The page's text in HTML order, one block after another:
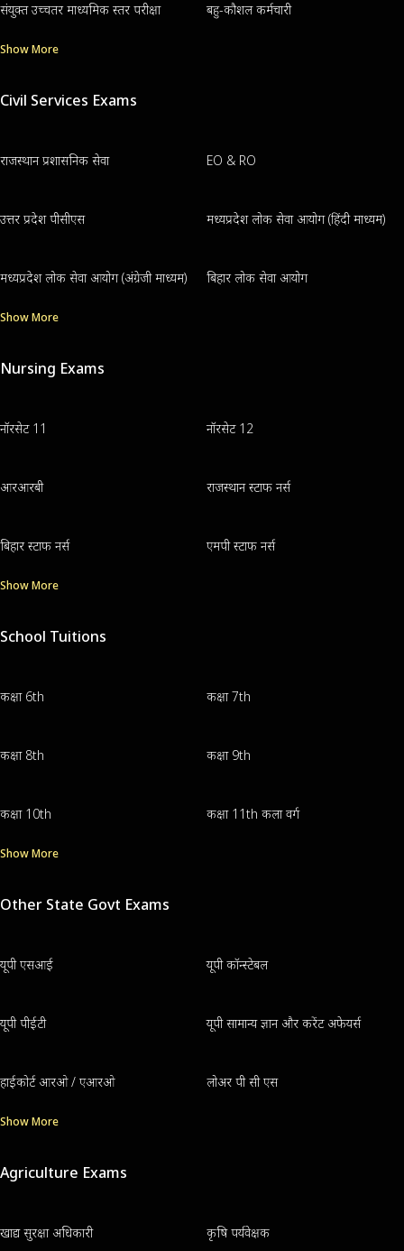
संयुक्त उच्चतर माध्यमिक स्तर परीक्षा बहु-कौशल कर्मचारी
Show More
Civil Services Exams
राजस्थान प्रशासनिक सेवा EO & RO
उत्तर प्रदेश पीसीएस मध्यप्रदेश लोक सेवा आयोग (हिंदी माध्यम)
मध्यप्रदेश लोक सेवा आयोग (अंग्रेजी माध्यम) बिहार लोक सेवा आयोग
Show More
Nursing Exams
नॉरसेट 11 नॉरसेट 12
आरआरबी राजस्थान स्टाफ नर्स
बिहार स्टाफ नर्स एमपी स्टाफ नर्स
Show More
School Tuitions
कक्षा 6th कक्षा 7th
कक्षा 8th कक्षा 9th
कक्षा 10th कक्षा 11th कला वर्ग
Show More
Other State Govt Exams
यूपी एसआई यूपी कॉन्स्टेबल
यूपी पीईटी यूपी सामान्य ज्ञान और करेंट अफेयर्स
हाईकोर्ट आरओ / एआरओ लोअर पी सी एस
Show More
Agriculture Exams
खाद्य सुरक्षा अधिकारी कृषि पर्यवेक्षक